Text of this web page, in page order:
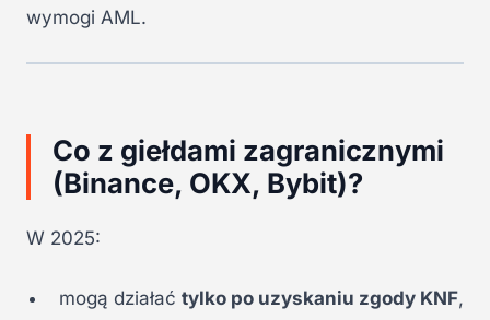
wymogi AML.
Co z giełdami zagranicznymi
(Binance, OKX, Bybit)?
W 2025:
mogą działać tylko po uzyskaniu zgody KNF,